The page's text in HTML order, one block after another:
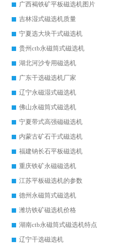
广西褐铁矿平板磁选机图片
吉林湿式磁选机质量
宁夏选大块干式磁选机
贵州ctb永磁筒式磁选机
湖北河沙专用磁选机
广东干选磁选机厂家
辽宁永磁湿式磁选机
佛山永磁筒式磁选机
宁夏带式高强磁磁选机
内蒙古矿石干式磁选机
福建钠长石平板磁选机
重庆铁矿永磁磁选机
江苏平板磁选机的参数
德州永磁筒式磁选机
潍坊铁矿磁选机价格
湖南ctb永磁筒式磁选机特点
辽宁干选磁选机